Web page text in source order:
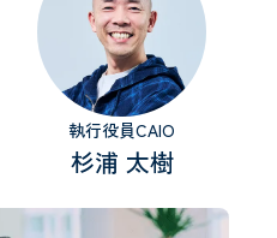
執行役員CAIO
杉浦 太樹